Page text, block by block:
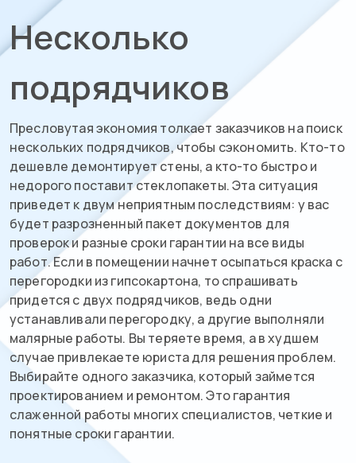
Несколько
подрядчиков
Пресловутая экономия толкает заказчиков на поиск
нескольких подрядчиков, чтобы сэкономить. Кто-то
дешевле демонтирует стены, а кто-то быстро и
недорого поставит стеклопакеты. Эта ситуация
приведет к двум неприятным последствиям: у вас
будет разрозненный пакет документов для
проверок и разные сроки гарантии на все виды
работ. Если в помещении начнет осыпаться краска с
перегородки из гипсокартона, то спрашивать
придется с двух подрядчиков, ведь одни
устанавливали перегородку, а другие выполняли
малярные работы. Вы теряете время, а в худшем
случае привлекаете юриста для решения проблем.
Выбирайте одного заказчика, который займется
проектированием и ремонтом. Это гарантия
слаженной работы многих специалистов, четкие и
понятные сроки гарантии.